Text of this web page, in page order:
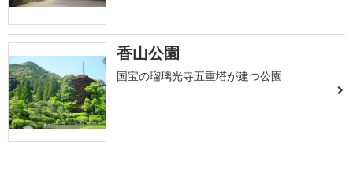
香山公園
国宝の瑠璃光寺五重塔が建つ公園